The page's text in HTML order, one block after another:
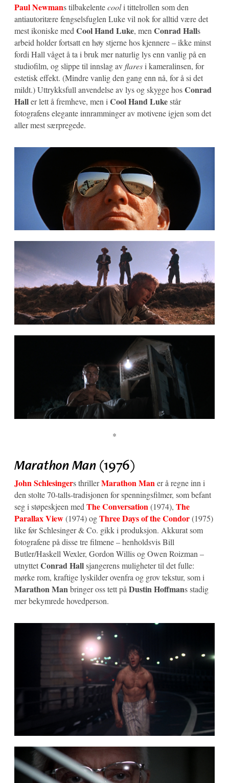
Paul Newmans tilbakelentecooli tittelrollen som den
antiautoritære fengselsfuglen Luke vil nok for alltid være det
mest ikoniske med Cool Hand Luke, men Conrad Halls
arbeid holder fortsatt en høy stjerne hos kjennere – ikke minst
fordi Hall våget å ta i bruk mer naturlig lys enn vanlig på en
studiofilm, og slippe til innslag avflaresi kameralinsen, for
estetisk effekt. (Mindre vanlig den gang enn nå, for å si det
mildt.) Uttrykksfull anvendelse av lys og skygge hosConrad
Haller lett å fremheve, men i Cool Hand Lukestår
fotografens elegante innramminger av motivene igjen som det
aller mest særpregede.
*
Marathon Man (1976)
John Schlesingers thrillerMarathon Man er å regne inn i
den stolte 70-talls-tradisjonen for spenningsfilmer, som befant
seg i støpeskjeen med The Conversation (1974), The
Parallax View(1974) ogThree Days of the Condor(1975)
like før Schlesinger & Co. gikk i produksjon. Akkurat som
fotografene på disse tre filmene – henholdsvis Bill
Butler/Haskell Wexler, Gordon Willis og Owen Roizman –
utnyttetConrad Hallsjangerens muligheter til det fulle:
mørke rom, kraftige lyskilder ovenfra og grov tekstur, som i
Marathon Man bringer oss tett på Dustin Hoffmans stadig
mer bekymrede hovedperson.